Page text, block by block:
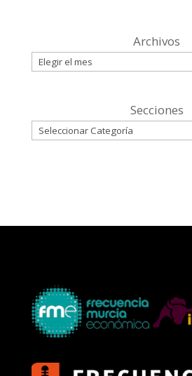
Archivos
Secciones